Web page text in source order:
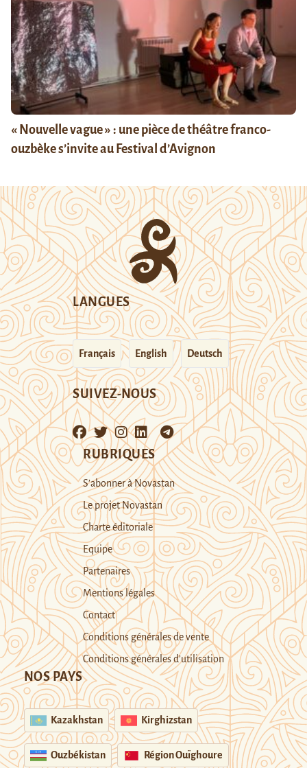
« Nouvelle vague » : une pièce de théâtre franco-
ouzbèke s’invite au Festival d’Avignon
LANGUES
Français English Deutsch
SUIVEZ-NOUS
RUBRIQUES
S’abonner à Novastan
Le projet Novastan
Charte éditoriale
Equipe
Partenaires
Mentions légales
Contact
Conditions générales de vente
Conditions générales d’utilisation
NOS PAYS
Kazakhstan Kirghizstan
Ouzbékistan Région Ouïghoure